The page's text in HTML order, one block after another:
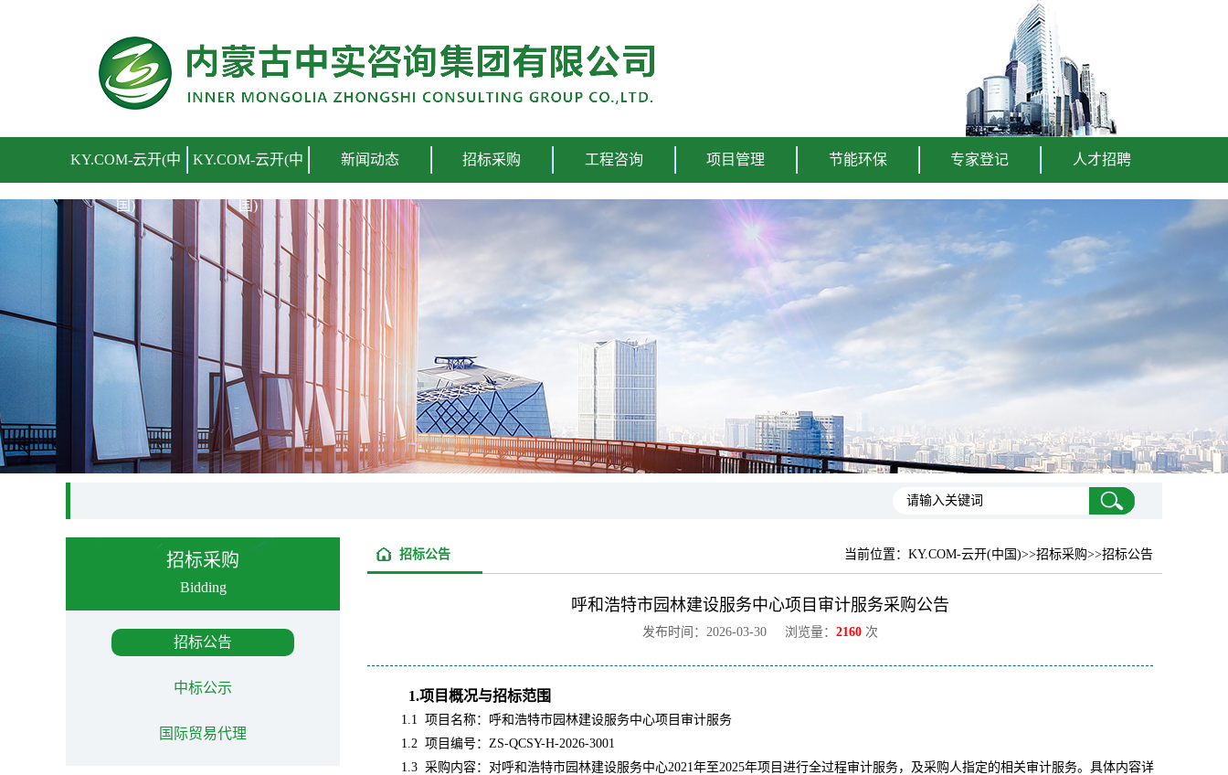
KY.COM-云开(中
国)
KY.COM-云开(中
国)
新闻动态 招标采购 工程咨询 项目管理 节能环保 专家登记 人才招聘
招标采购
Bidding
招标公告
中标公示
国际贸易代理
当前位置： KY.COM-云开(中国)>>招标采购>>招标公告
招标公告
呼和浩特市园林建设服务中心项目审计服务采购公告
发布时间：2026-03-30 浏览量： 2160 次
1.项目概况与招标范围
1.1 项目名称：呼和浩特市园林建设服务中心项目审计服务
1.2 项目编号：ZS-QCSY-H-2026-3001
1.3 采购内容：对呼和浩特市园林建设服务中心2021年至2025年项目进行全过程审计服务，及采购人指定的相关审计服务。具体内容详